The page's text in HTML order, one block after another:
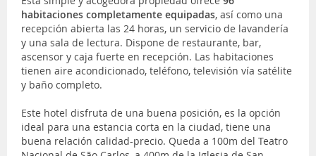
habitaciones completamente equipadas, así como una
recepción abierta las 24 horas, un servicio de lavandería
y una sala de lectura. Dispone de restaurante, bar,
ascensor y caja fuerte en recepción. Las habitaciones
tienen aire acondicionado, teléfono, televisión vía satélite
y baño completo.
Este hotel disfruta de una buena posición, es la opción
ideal para una estancia corta en la ciudad, tiene una
buena relación calidad-precio. Queda a 100m del Teatro